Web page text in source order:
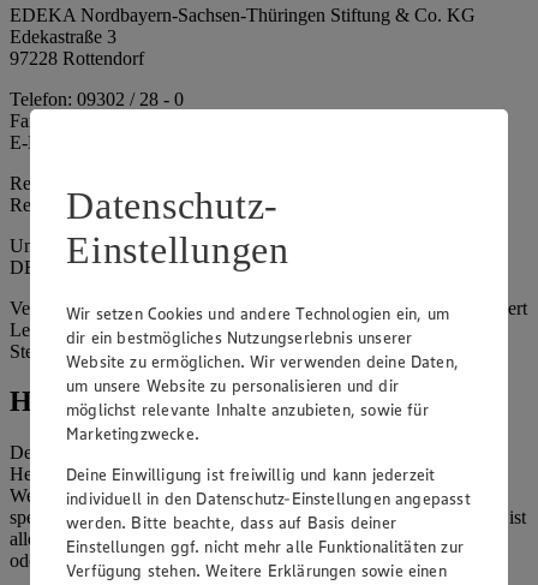
EDEKA Nordbayern-Sachsen-Thüringen Stiftung & Co. KG
Edekastraße 3
97228 Rottendorf
Telefon: 09302 / 28 - 0
Fax: 09302 / 28 - 214
E-Mail: info@edeka.de
Registergericht: Amtsgericht Würzburg
Registernummer: HRA 6164
Umsatzsteuer-Identifikationsnummer gem. § 27a UStG:
DE261968694
Vertretungsberechtigte: Sebastian Kohrmann (Geschäftsführer), Gert
Lehmann (Geschäftsführer), Christian Remy (Geschäftsführer),
Stefan Legat (Vorstandsvorsitzender)
Hinweise
Der Inhalt dieser Website ist urheberrechtlich geschützt. Der
Herausgeber gewährt Ihnen jedoch das Recht, den auf dieser
Website bereitgestellten Text ganz oder ausschnittsweise zu
speichern und zu vervielfältigen. Aus Gründen des Urheberrechts ist
allerdings die Speicherung und Vervielfältigung von Bildmaterial
oder Grafiken aus dieser Website nicht gestattet.
Datenschutz-
Einstellungen
Wir setzen Cookies und andere Technologien ein, um
dir ein bestmögliches Nutzungserlebnis unserer
Website zu ermöglichen. Wir verwenden deine Daten,
um unsere Website zu personalisieren und dir
möglichst relevante Inhalte anzubieten, sowie für
Marketingzwecke.
Deine Einwilligung ist freiwillig und kann jederzeit
individuell in den Datenschutz-Einstellungen angepasst
werden. Bitte beachte, dass auf Basis deiner
Einstellungen ggf. nicht mehr alle Funktionalitäten zur
Verfügung stehen. Weitere Erklärungen sowie einen